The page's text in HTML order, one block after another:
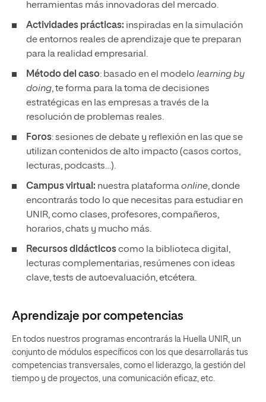
herramientas más innovadoras del mercado.
Actividades prácticas: inspiradas en la simulación
de entornos reales de aprendizaje que te preparan
para la realidad empresarial.
Método del caso: basado en el modelo learning by
doing, te forma para la toma de decisiones
estratégicas en las empresas a través de la
resolución de problemas reales.
Foros: sesiones de debate y reflexión en las que se
utilizan contenidos de alto impacto (casos cortos,
lecturas, podcasts…).
Campus virtual: nuestra plataformaonline, donde
encontrarás todo lo que necesitas para estudiar en
UNIR, como clases, profesores, compañeros,
horarios, chats y mucho más.
Recursos didácticoscomo la biblioteca digital,
lecturas complementarias, resúmenes con ideas
clave, tests de autoevaluación, etcétera.
Aprendizaje por competencias
En todos nuestros programas encontrarás la Huella UNIR, un
conjunto de módulos específicos con los que desarrollarás tus
competencias transversales, como el liderazgo, la gestión del
tiempo y de proyectos, una comunicación eficaz, etc.